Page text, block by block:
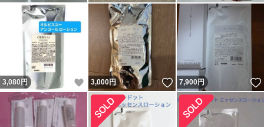
3,080 円 いいね！
3,000円 いいね！
7,900円